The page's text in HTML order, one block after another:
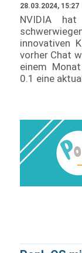
28.03.2024, 15:27
NVIDIA
innovativen
vorher Chat
einem
0.1 eine